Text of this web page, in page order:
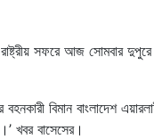
রাষ্ট্রীয় সফরে আজ সোমবার
বিমান বাংলাদেশ
খবর বাসেসের।